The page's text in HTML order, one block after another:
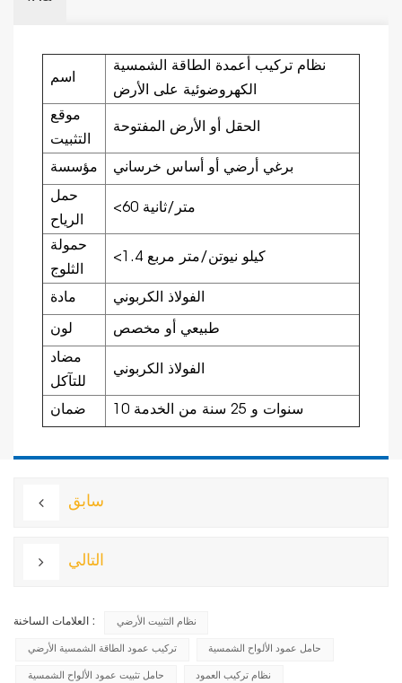
اسم
نظام تركيب أعمدة الطاقة الشمسية
الكهروضوئية على الأرض
موقع
التثبيت
الحقل أو الأرض المفتوحة
مؤسسة
برغي أرضي أو أساس خرساني
حمل
الرياح
<60 متر/ثانية
حمولة
الثلوج
<1.4 كيلو نيوتن/متر مربع
مادة الفولاذ الكربوني
لون
طبيعي أو مخصص
مضاد
للتآكل
الفولاذ الكربوني
ضمان 10 سنوات و 25 سنة من الخدمة
سابق
التالي
العلامات الساخنة : نظام التثبيت الأرضي
تركيب عمود الطاقة الشمسية الأرضي حامل عمود الألواح الشمسية
حامل تثبيت عمود الألواح الشمسية نظام تركيب العمود